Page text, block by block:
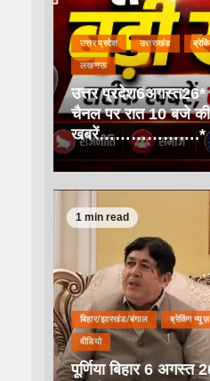
उत्तर प्रदेश उत्तराखंड
लखनऊ
उत्तर
चैनल पर रात 10 बजे
खबरें……………….*
1 min read
बिहार/झारखंड/बंगाल ब्रेकिंग न्यूज़
वीडियो
पूर्णिया बिहार 6 अगस्त